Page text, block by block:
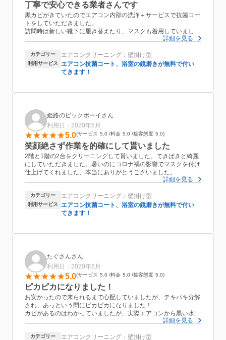
丁寧で安心できる業者さんです
黒カビがきていたのでエアコン内部の洗浄＋サービスで抗菌コー
トをしていただきました。
訪問時は新しい靴下に履き替えたり、マスクも着用していまし
作業も丁寧でスピード感もあり手際が良かったです。
依頼して良かったなと思いました◎
詳細を見る
カテゴリー エアコンクリーニング：壁掛け型
利用サービス
エアコン抗菌コート、浴室の鏡磨きが無料で付い
てきます！
姫路のビックボーイさん
利用日：2020年6月
5.0 サービス 5.0 料金 5.0 接客態度 5.0
笑顔絶さず作業を的確にして貰いました
2階と1階の2台をクリーニングして貰いました。てきぱきと綺麗
にしていただきました。暑いのにコロナ禍の影響でマスクを付け
仕上げてくれました、本当にありがとうございました。
詳細を見る
カテゴリー エアコンクリーニング：壁掛け型
利用サービス
エアコン抗菌コート、浴室の鏡磨きが無料で付い
てきます！
たぐさんさん
利用日：2020年6月
5.0 サービス 5.0 料金 5.0 接客態度 5.0
ピカピカになりました！
お安かったので来られるまで心配していましたが、テキパキ分解
され、あっという間にピカピカになりました！
カビがあるのはわかっていましたが、実際エアコンから黒い水が
けたりして申し訳なかったのですが、笑顔で対応して頂けました
詳細を見る
カテゴリー エアコンクリーニング：壁掛け型